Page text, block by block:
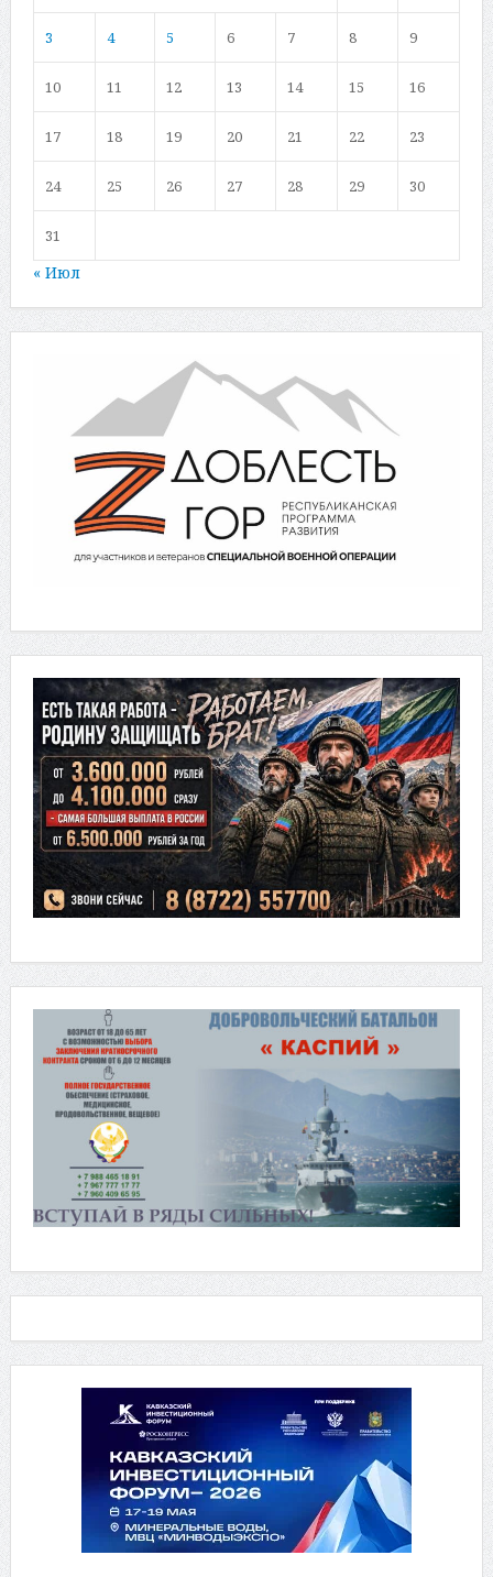
3 4 5 6 7 8 9
10 11 12 13 14 15 16
17 18 19 20 21 22 23
24 25 26 27 28 29 30
31
« Июл